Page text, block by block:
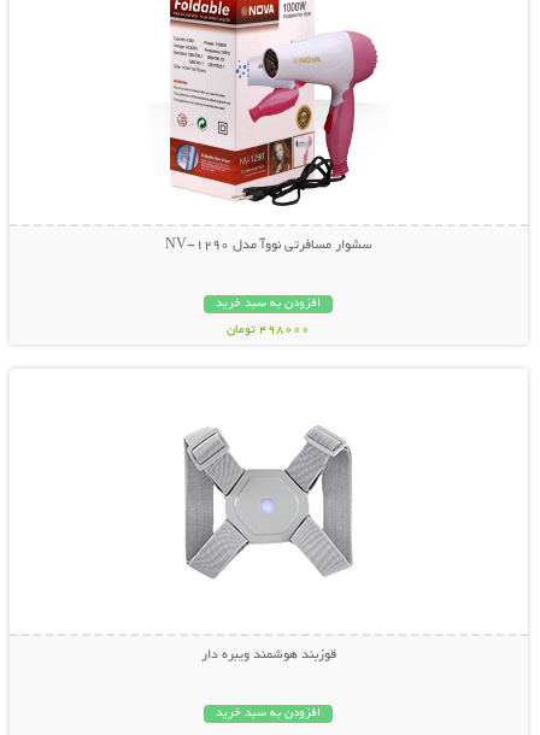
سشوار مسافرتی نووآ مدل NV-1290
افزودن به سبد خرید
498000 تومان
نمایش توضیحات بیشتر
قوزبند هوشمند ویبره دار
افزودن به سبد خرید